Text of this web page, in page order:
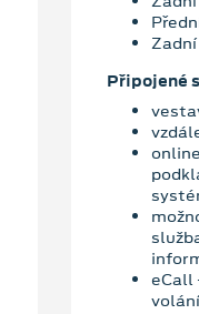
Připojené
eCall
volání